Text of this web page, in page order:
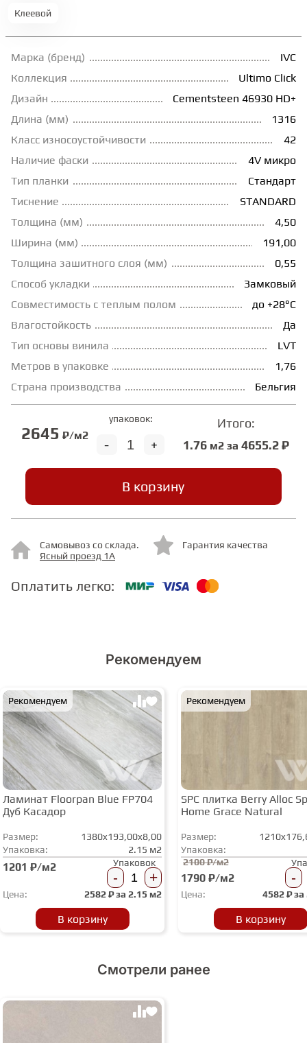
КЛЕЙ
НАЛИВНОЙ ПОЛ
ГРУНТОВКИ
ЭКОМАССИВ
МАССИВНАЯ ДОСКА
ИСКУССТВЕННАЯ ТРАВА
ИНЖЕНЕРНЫЙ МОДУЛЬ
ФАНЕРА
МИНЕРАЛЬНО-КАМЕННЫЙ
ЛАМИНАТ MSPC
Клеевой
Марка (бренд)
IVC
Коллекция
Ultimo Сlick
Дизайн
Cementsteen 46930 HD+
Длина (мм)
1316
Класс износоустойчивости
42
Наличие фаски
4V микро
Тип планки
Стандарт
Тиснение
STANDARD
Толщина (мм)
4,50
Ширина (мм)
191,00
Толщина зашитного слоя (мм)
0,55
Способ укладки
Замковый
Совместимость с теплым полом
до +28°С
Влагостойкость
Да
Тип основы винила
LVT
Метров в упаковке
1,76
Страна производства
Бельгия
2645 ₽/м2
упаковок:
+
-
Итого:
1.76м2 за 4655.2 ₽
В корзину
Самовывоз со склада.
Ясный проезд 1А
Гарантия качества
Оплатить легко:
Рекомендуем
Рекомендуем
Ламинат Floorpan Blue FP704
Дуб Касадор
Размер:
1380x193,00x8,00
Упаковка:
2.15 м2
1201 ₽/м2 Упаковок
- +
Цена: 2582₽ за 2.15 м2
В корзину
Рекомендуем
SPC плитка Berry Alloc
Home Grace Natural
Размер:
Упаковка:
2100 ₽/м2
1790 ₽/м2 -
Цена: 4582₽ за
В корзину
Смотрели ранее